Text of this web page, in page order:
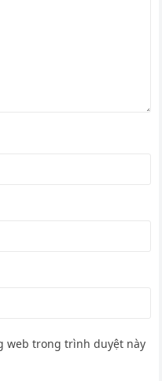
web trong trình duyệt này